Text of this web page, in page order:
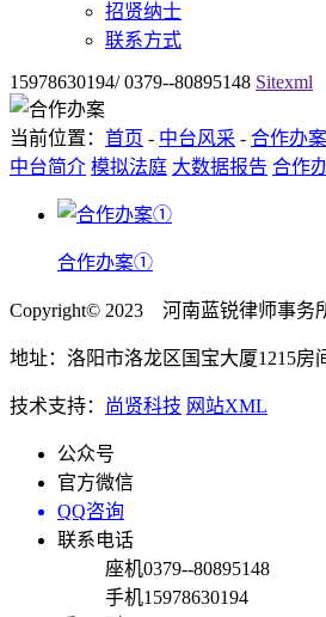
招贤纳士
联系方式
15978630194/ 0379--80895148 Sitexml
当前位置： 首页 - 中台风采 - 合作办案
中台简介 模拟法庭 大数据报告 合作
合作办案①
Copyright© 2023 河南蓝锐律师事务
地址：洛阳市洛龙区国宝大厦1215房
技术支持： 尚贤科技 网站XML
公众号
官方微信
QQ咨询
联系电话
座机0379--80895148
手机15978630194